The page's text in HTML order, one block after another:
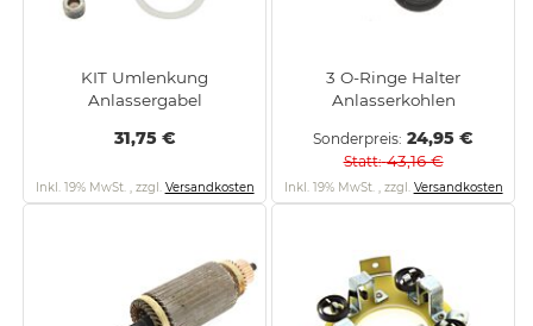
KIT Umlenkung
Anlassergabel
31,75 €
Inkl. 19% MwSt. , zzgl. Versandkosten
3 O-Ringe Halter
Anlasserkohlen
Sonderpreis 24,95 €
Statt 43,16 €
Inkl. 19% MwSt. , zzgl. Versandkosten